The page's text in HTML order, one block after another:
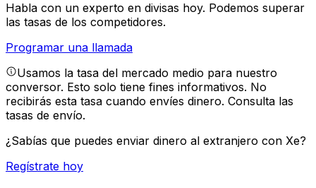
Habla con un experto en divisas hoy. Podemos superar
las tasas de los competidores.
Programar una llamada
Usamos la tasa del mercado medio para nuestro
conversor. Esto solo tiene fines informativos. No
recibirás esta tasa cuando envíes dinero. Consulta las
tasas de envío.
¿Sabías que puedes enviar dinero al extranjero con Xe?
Regístrate hoy